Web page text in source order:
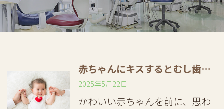
赤ちゃんにキスするとむし歯菌がうつる？ 子どもがむし歯になりにくい口内環境を目指そう
2025年5月22日
かわいい赤ちゃんを前に、思わ